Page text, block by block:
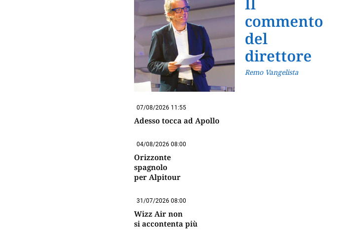
commento
del
direttore
Remo Vangelista
07/08/2026 11:55
Adesso tocca ad Apollo
04/08/2026 08:00
Orizzonte
spagnolo
per Alpitour
31/07/2026 08:00
Wizz Air non
si accontenta più